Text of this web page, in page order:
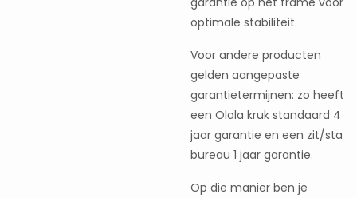
optimale stabiliteit.
Voor andere producten
gelden aangepaste
garantietermijnen: zo heeft
een Olala kruk standaard 4
jaar garantie en een zit/sta
bureau 1 jaar garantie.
Op die manier ben je